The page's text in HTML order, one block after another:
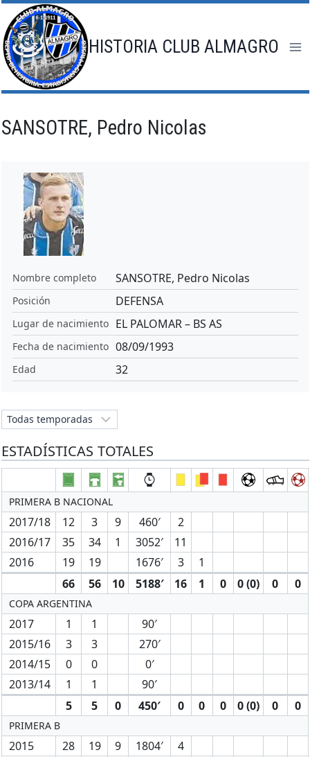
Saltar
al
contenido
HISTORIA CLUB ALMAGRO
SANSOTRE, Pedro Nicolas
Nombre completo SANSOTRE, Pedro Nicolas
Posición DEFENSA
Lugar de nacimiento EL PALOMAR – BS AS
Fecha de nacimiento 08/09/1993
Edad 32
ESTADÍSTICAS TOTALES
PRIMERA B NACIONAL
2017/18 12 3 9 460′
2
2016/17
35 34 1 3052′
11
2016
19 19 1676′ 3
1
66
56 10 5188′ 16 1 0 0 (0) 0 0
COPA ARGENTINA
2017 1 1
90′
2015/16
3 3
270′
2014/15
0 0
0′
2013/14
1 1
90′
5
5 0 450′ 0 0 0 0 (0) 0 0
PRIMERA B
2015 28 19 9 1804′
4